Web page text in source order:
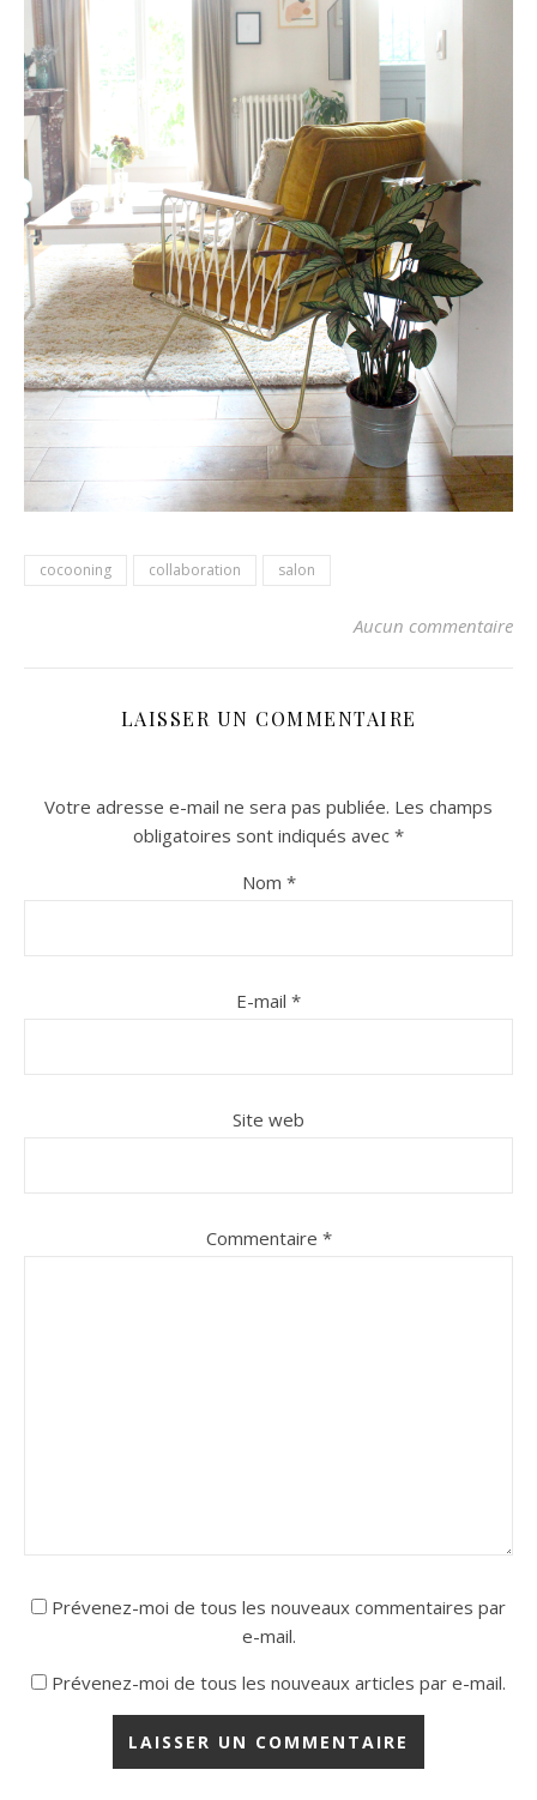
cocooning collaboration salon
Aucun commentaire
LAISSER UN COMMENTAIRE
Votre adresse e-mail ne sera pas publiée. Les champs
obligatoires sont indiqués avec *
Nom *
E-mail *
Site web
Commentaire *
Prévenez-moi de tous les nouveaux commentaires par
e-mail.
Prévenez-moi de tous les nouveaux articles par e-mail.